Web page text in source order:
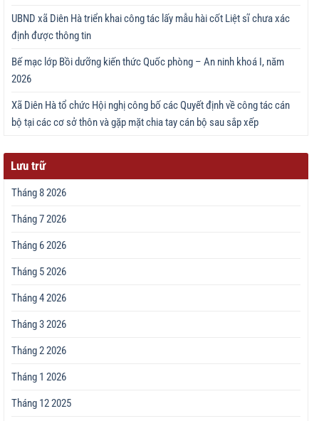
UBND xã Diên Hà triển khai công tác lấy mẫu hài cốt Liệt sĩ chưa xác
định được thông tin
Bế mạc lớp Bồi dưỡng kiến thức Quốc phòng – An ninh khoá I, năm
2026
Xã Diên Hà tổ chức Hội nghị công bố các Quyết định về công tác cán
bộ tại các cơ sở thôn và gặp mặt chia tay cán bộ sau sắp xếp
Lưu trữ
Tháng 8 2026
Tháng 7 2026
Tháng 6 2026
Tháng 5 2026
Tháng 4 2026
Tháng 3 2026
Tháng 2 2026
Tháng 1 2026
Tháng 12 2025